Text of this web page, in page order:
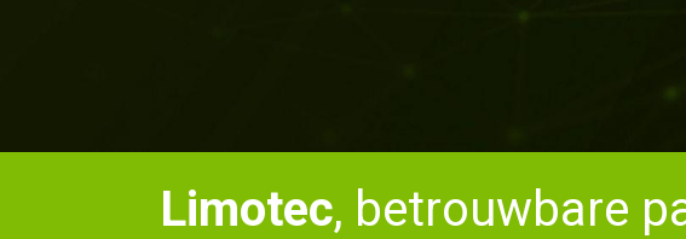
Limotec, betrouwbare